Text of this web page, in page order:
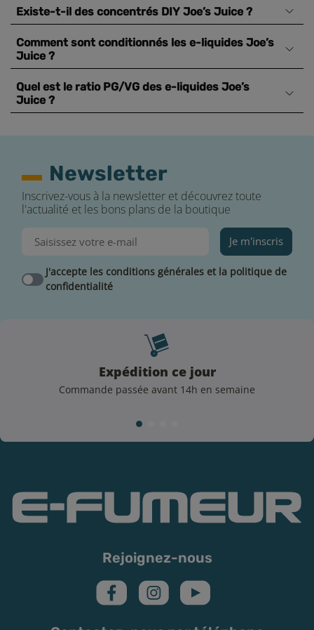
Existe-t-il des concentrés DIY Joe’s Juice ?
Comment sont conditionnés les e-liquides Joe’s
Juice ?
Quel est le ratio PG/VG des e-liquides Joe’s
Juice ?
Newsletter
Inscrivez-vous à la newsletter et découvrez toute
l'actualité et les bons plans de la boutique
Je m'inscris
J'accepte les conditions générales et la politique de
confidentialité
Expédition ce jour
Commande passée avant 14h en semaine
Rejoignez-nous